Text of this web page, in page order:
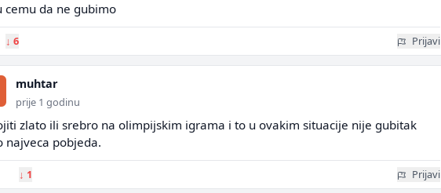
cemu da ne gubimo
↓ 6 Prijavi
muhtar
prije 1 godinu
zlato ili srebro na olimpijskim igrama i to u ovakim situacije nije gubitak
najveca pobjeda.
↓ 1 Prijavi